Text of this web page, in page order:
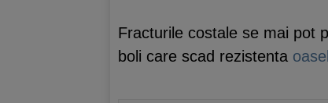
Fracturile costale se mai pot
boli care scad rezistenta